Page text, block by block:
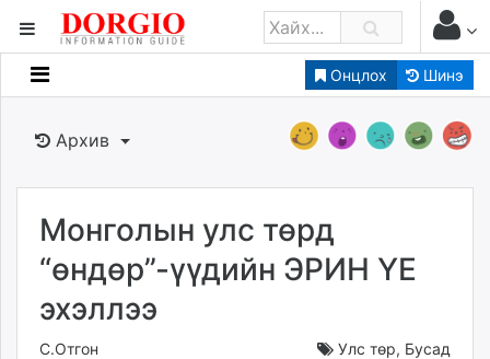
Онцлох Шинэ
Мэдээллийн
Банк санхүү
Бизнес ААН
Төрийн
dorgio.mn
Gogo.mn
Архив
Монголын улс төрд
“өндөр”-үүдийн ЭРИН ҮЕ
эхэллээ
С.Отгон Улс төр, Бусад